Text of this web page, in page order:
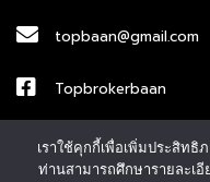
topbaan@gmail.com
Topbrokerbaan
ID : topbroker1
เราใช้คุกกี้เพื่อเพิ่มประสิท
ท่านสามารถศึกษารายละเ